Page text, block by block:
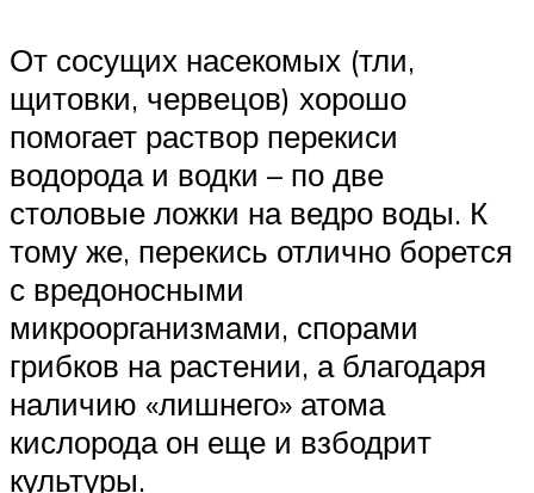
От сосущих насекомых (тли,
щитовки, червецов) хорошо
помогает раствор перекиси
водорода и водки – по две
столовые ложки на ведро воды. К
тому же, перекись отлично борется
с вредоносными
микроорганизмами, спорами
грибков на растении, а благодаря
наличию «лишнего» атома
кислорода он еще и взбодрит
культуры.